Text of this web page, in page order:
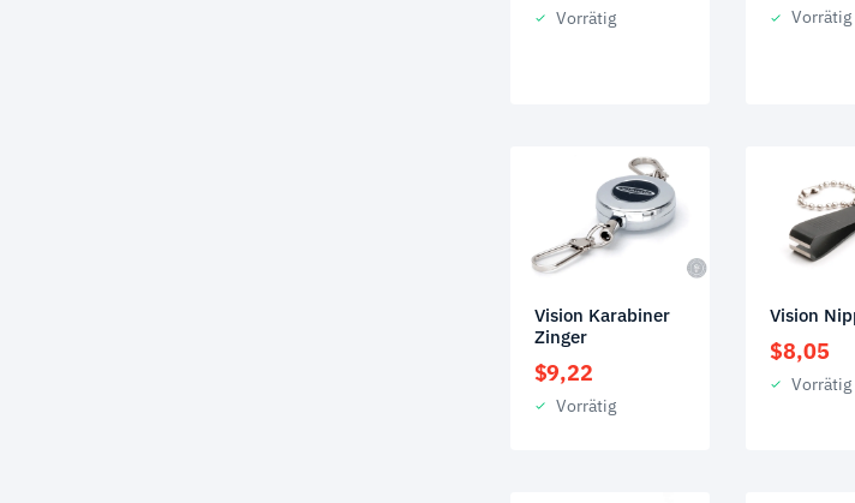
Vorrätig Vorrätig
Vision Karabiner
Zinger
$9,22
Vorrätig
Vision
$8,05
Vorrätig